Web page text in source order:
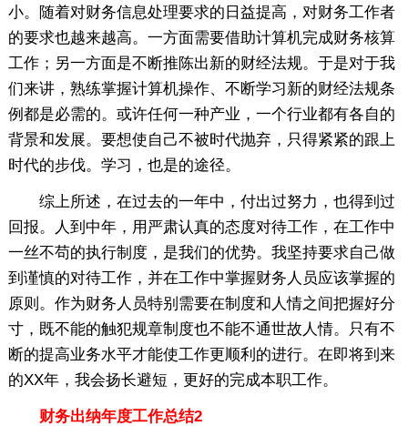
小。随着对财务信息处理要求的日益提高，对财务工作者
的要求也越来越高。一方面需要借助计算机完成财务核算
工作；另一方面是不断推陈出新的财经法规。于是对于我
们来讲，熟练掌握计算机操作、不断学习新的财经法规条
例都是必需的。或许任何一种产业，一个行业都有各自的
背景和发展。要想使自己不被时代抛弃，只得紧紧的跟上
时代的步伐。学习，也是的途径。
综上所述，在过去的一年中，付出过努力，也得到过
回报。人到中年，用严肃认真的态度对待工作，在工作中
一丝不苟的执行制度，是我们的优势。我坚持要求自己做
到谨慎的对待工作，并在工作中掌握财务人员应该掌握的
原则。作为财务人员特别需要在制度和人情之间把握好分
寸，既不能的触犯规章制度也不能不通世故人情。只有不
断的提高业务水平才能使工作更顺利的进行。在即将到来
的XX年，我会扬长避短，更好的完成本职工作。
财务出纳年度工作总结2